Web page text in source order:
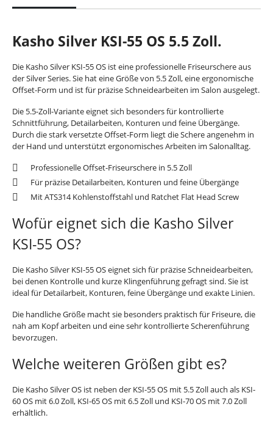
Kasho Silver KSI-55 OS 5.5 Zoll.
Die Kasho Silver KSI-55 OS ist eine professionelle Friseurschere aus
der Silver Series. Sie hat eine Größe von 5.5 Zoll, eine ergonomische
Offset-Form und ist für präzise Schneidearbeiten im Salon ausgelegt.
Die 5.5-Zoll-Variante eignet sich besonders für kontrollierte
Schnittführung, Detailarbeiten, Konturen und feine Übergänge.
Durch die stark versetzte Offset-Form liegt die Schere angenehm in
der Hand und unterstützt ergonomisches Arbeiten im Salonalltag.
Professionelle Offset-Friseurschere in 5.5 Zoll
Für präzise Detailarbeiten, Konturen und feine Übergänge
Mit ATS314 Kohlenstoffstahl und Ratchet Flat Head Screw
Wofür eignet sich die Kasho Silver
KSI-55 OS?
Die Kasho Silver KSI-55 OS eignet sich für präzise Schneidearbeiten,
bei denen Kontrolle und kurze Klingenführung gefragt sind. Sie ist
ideal für Detailarbeit, Konturen, feine Übergänge und exakte Linien.
Die handliche Größe macht sie besonders praktisch für Friseure, die
nah am Kopf arbeiten und eine sehr kontrollierte Scherenführung
bevorzugen.
Welche weiteren Größen gibt es?
Die Kasho Silver OS ist neben der KSI-55 OS mit 5.5 Zoll auch als KSI-
60 OS mit 6.0 Zoll, KSI-65 OS mit 6.5 Zoll und KSI-70 OS mit 7.0 Zoll
erhältlich.